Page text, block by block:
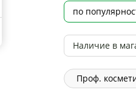
Наличие в
Проф.